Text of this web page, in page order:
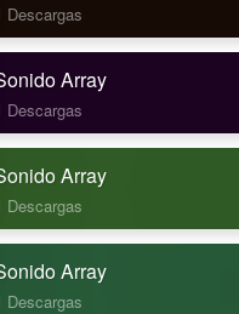
Descargas
Array
Descargas
Array
Descargas
Array
Descargas